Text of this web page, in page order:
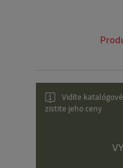
Vidíte
zistite jeho ceny